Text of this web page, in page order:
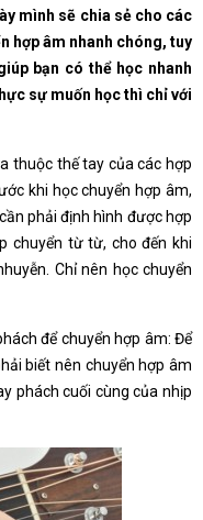
mình sẽ chia sẻ cho các
hợp âm nhanh chóng, tuy
bạn có thể học nhanh
sự muốn học thì chỉ với
thuộc thế tay của các hợp
khi học chuyển hợp âm,
phải định hình được hợp
chuyển từ từ, cho đến khi
Chỉ nên học chuyển
để chuyển hợp âm: Để
biết nên chuyển hợp âm
phách cuối cùng của nhịp